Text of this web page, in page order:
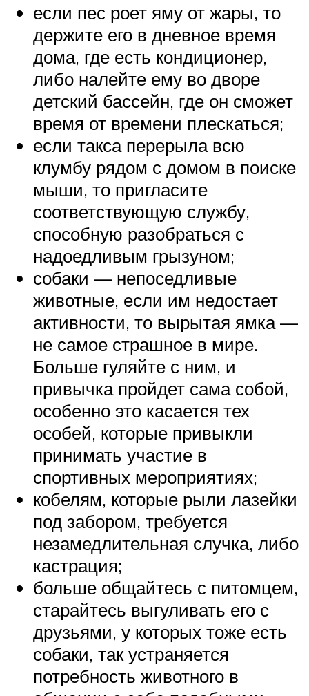
если пес роет яму от жары, то
держите его в дневное время
дома, где есть кондиционер,
либо налейте ему во дворе
детский бассейн, где он сможет
время от времени плескаться;
если такса перерыла всю
клумбу рядом с домом в поиске
мыши, то пригласите
соответствующую службу,
способную разобраться с
надоедливым грызуном;
собаки — непоседливые
животные, если им недостает
активности, то вырытая ямка —
не самое страшное в мире.
Больше гуляйте с ним, и
привычка пройдет сама собой,
особенно это касается тех
особей, которые привыкли
принимать участие в
спортивных мероприятиях;
кобелям, которые рыли лазейки
под забором, требуется
незамедлительная случка, либо
кастрация;
больше общайтесь с питомцем,
старайтесь выгуливать его с
друзьями, у которых тоже есть
собаки, так устраняется
потребность животного в